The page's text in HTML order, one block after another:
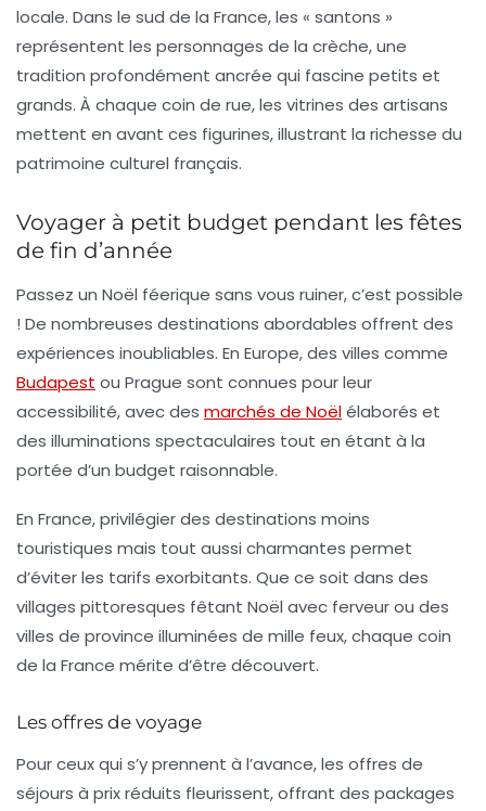
locale. Dans le sud de la France, les « santons »
représentent les personnages de la crèche, une
tradition profondément ancrée qui fascine petits et
grands. À chaque coin de rue, les vitrines des artisans
mettent en avant ces figurines, illustrant la richesse du
patrimoine culturel français.
Voyager à petit budget pendant les fêtes
de fin d’année
Passez un Noël féerique sans vous ruiner, c’est possible
! De nombreuses destinations abordables offrent des
expériences inoubliables. En Europe, des villes comme
Budapest ou Prague sont connues pour leur
accessibilité, avec des marchés de Noëlélaborés et
des illuminations spectaculaires tout en étant à la
portée d’un budget raisonnable.
En France, privilégier des destinations moins
touristiques mais tout aussi charmantes permet
d’éviter les tarifs exorbitants. Que ce soit dans des
villages pittoresques fêtant Noël avec ferveur ou des
villes de province illuminées de mille feux, chaque coin
de la France mérite d’être découvert.
Les offres de voyage
Pour ceux qui s’y prennent à l’avance, les offres de
séjours à prix réduits fleurissent, offrant des packages